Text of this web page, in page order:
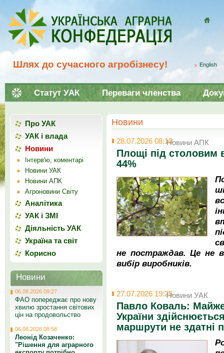
Шлях до сучасного агробізнесу! English
Статут УАК Переваги членства
Новини
28.07.2026 08:10Новини АПК
Площі під столовим
44%
не постраждав. Це не
вибір виробників.
27.07.2026 19:25Новини УАК
Павло Коваль: Майже
України
маршрути не здатні
Про УАК
УАК і влада
Новини
Інтерв'ю, коментарі
Новини УАК
Новини АПК
Агроновини Світу
Аналітика
УАК і ЗМІ
Діяльність УАК
Україна та світ
Корисно
Новини
06.08.2026 09:27
ФАО попереджає про нову
хвилю зростання світових
цін на продовольство
06.08.2026 08:58
Леонід Козаченко:
"Рішення для аграрного